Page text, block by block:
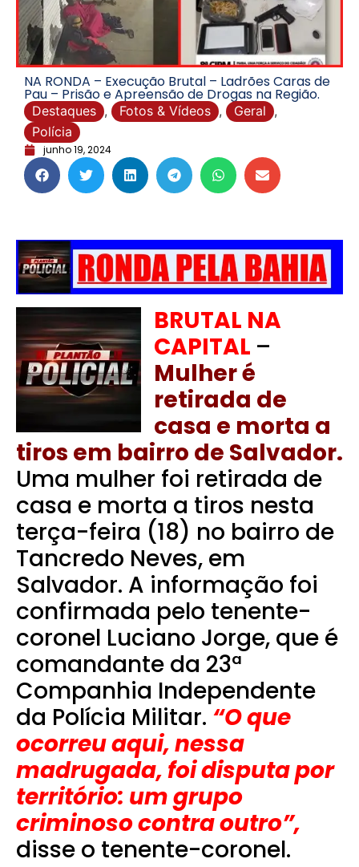
NA RONDA – Execução Brutal – Ladrões Caras de
Pau – Prisão e Apreensão de Drogas na Região.
Destaques , Fotos & Vídeos , Geral ,
Polícia
junho 19, 2024
BRUTAL NA
CAPITAL –
Mulher é
retirada de
casa e morta a
tiros em bairro de Salvador.
Uma mulher foi retirada de
casa e morta a tiros nesta
terça-feira (18) no bairro de
Tancredo Neves, em
Salvador. A informação foi
confirmada pelo tenente-
coronel Luciano Jorge, que é
comandante da 23ª
Companhia Independente
da Polícia Militar. “O que
ocorreu aqui, nessa
madrugada, foi disputa por
território: um grupo
criminoso contra outro”,
disse o tenente-coronel.